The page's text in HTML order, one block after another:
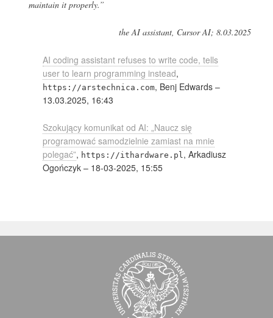
maintain it properly.”
the AI assistant, Cursor AI; 8.03.2025
AI coding assistant refuses to write code, tells
user to learn programming instead,
https://arstechnica.com, Benj Edwards –
13.03.2025, 16:43
Szokujący komunikat od AI: „Naucz się
programować samodzielnie zamiast na mnie
polegać”, https://ithardware.pl , Arkadiusz
Ogończyk – 18-03-2025, 15:55